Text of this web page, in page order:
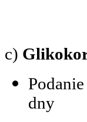
c)
dny